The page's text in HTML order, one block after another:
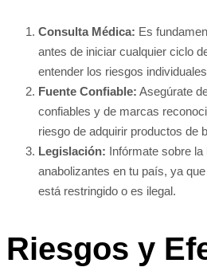
Consulta Médica: Es
antes de iniciar cualquier ciclo
entender los riesgos
Fuente Confiable: Asegúrate
confiables y de marcas
riesgo de adquirir productos de
Legislación: Infórmate sobre la
anabolizantes en tu país, ya
está restringido o es ilegal.
Riesgos y